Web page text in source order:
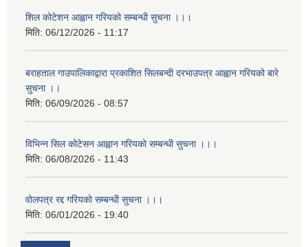
शिल कोटेशन आह्वान गरियको सम्बन्धी सुचना ।।।
मिति: 06/12/2026 - 11:17
बराहताल गाउपालिकाद्वारा प्रकाशित सिलबन्दी दरभाउपत्र आह्वान गरियको बारे
सुचना ।।
मिति: 06/09/2026 - 08:57
विभिन्न सिल कोटेसन आह्वान गरियको सम्बन्धी सुचना ।।।
मिति: 06/08/2026 - 11:43
वोलपत्र रद्द गरियको सम्बन्धी सुचना ।।।
मिति: 06/01/2026 - 19:40